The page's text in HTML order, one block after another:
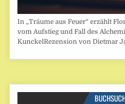
In „Träume aus Feuer“ erzählt
vom Aufstieg und Fall des
KunckelRezension von Dietmar